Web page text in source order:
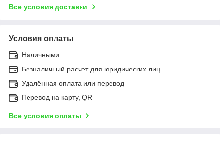
Все условия доставки
Условия оплаты
Наличными
Безналичный расчет для юридических лиц
Удалённая оплата или перевод
Перевод на карту, QR
Все условия оплаты